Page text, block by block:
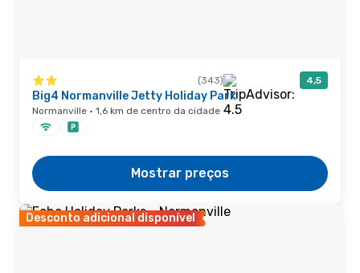
(343) 4,5
Big4 Normanville Jetty Holiday Park
Normanville · 1,6 km de centro da cidade
Mostrar preços
Desconto adicional disponível